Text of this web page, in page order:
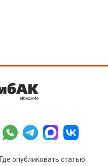
Где опубликовать статью